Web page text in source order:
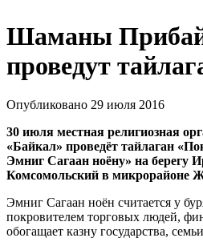
Шаманы
проведут
Опубликовано 29 июля 2016
30 июля местная религиозная
«Байкал» проведёт тайлаган
Эмниг Сагаан ноёну» на берегу
Комсомольский в микрорайоне
Эмниг Сагаан ноён считается у
покровителем торговых людей,
обогащает казну государства,